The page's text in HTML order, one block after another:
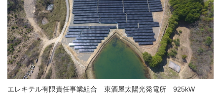
エレキテル有限責任事業組合 東酒屋太陽光発電所 925kW